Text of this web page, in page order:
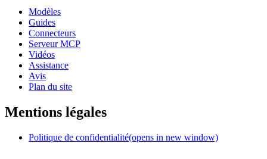
Modèles
Guides
Connecteurs
Serveur MCP
Vidéos
Assistance
Avis
Plan du site
Mentions légales
Politique de confidentialité(opens in new window)